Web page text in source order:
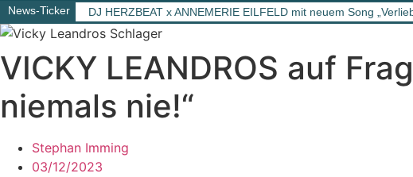
News-Ticker DJ HERZBEAT x ANNEMERIE EILFELD mit neuem Song
VICKY LEANDROS auf
niemals nie!“
Stephan Imming
03/12/2023